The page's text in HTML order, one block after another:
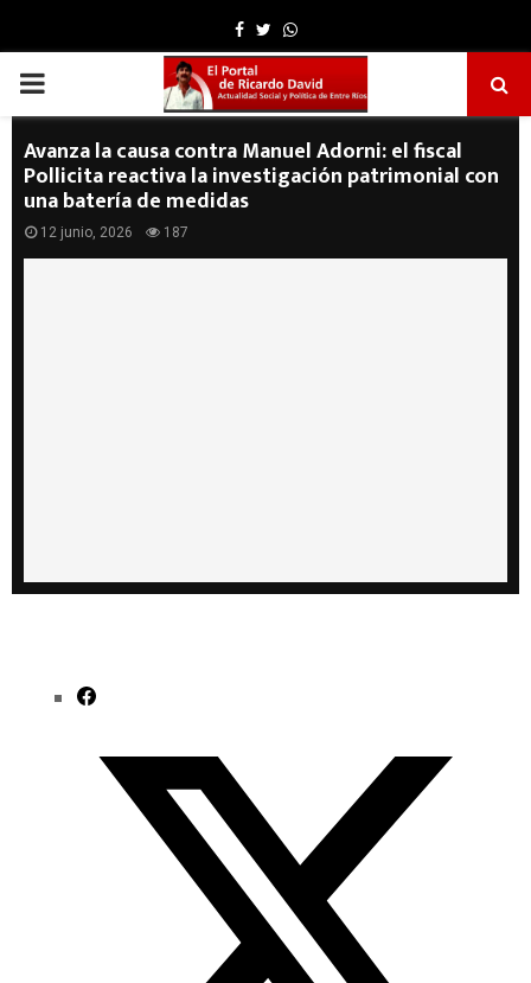
Facebook
TwitterWhatsapp
PRIMARY
MENU
Avanza la causa contra Manuel Adorni: el fiscal
Pollicita reactiva la investigación patrimonial con
una batería de medidas
12 junio, 2026 187